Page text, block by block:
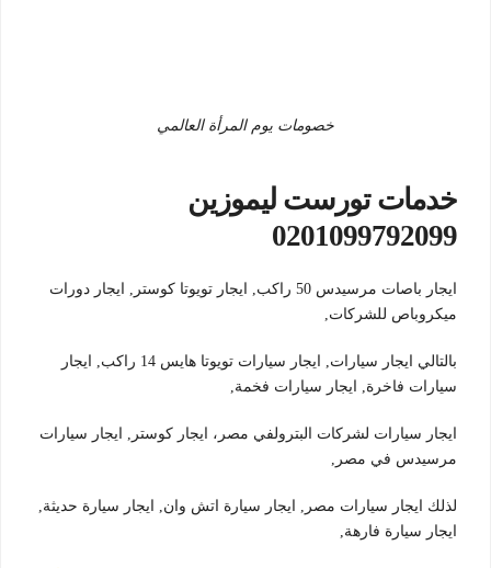
خصومات يوم المرأة العالمي
خدمات تورست ليموزين
0201099792099
ايجار باصات مرسيدس 50 راكب, ايجار تويوتا كوستر, ايجار دورات
ميكروباص للشركات,
بالتالي ايجار سيارات, ايجار سيارات تويوتا هايس 14 راكب, ايجار
سيارات فاخرة, ايجار سيارات فخمة,
ايجار سيارات لشركات البترولفي مصر، ايجار كوستر, ايجار سيارات
مرسيدس في مصر,
لذلك ايجار سيارات مصر, ايجار سيارة اتش وان, ايجار سيارة حديثة,
ايجار سيارة فارهة,